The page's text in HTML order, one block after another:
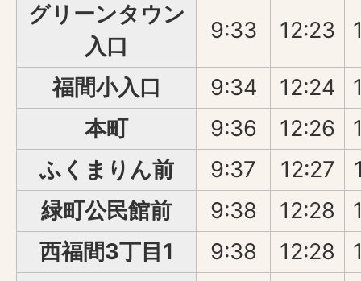
グリーンタウン
入口
9:33 12:23
福間小入口 9:34 12:24
本町
9:36 12:26
ふくまりん前
9:37 12:27
緑町公民館前
9:38 12:28
西福間3丁目1
9:38 12:28